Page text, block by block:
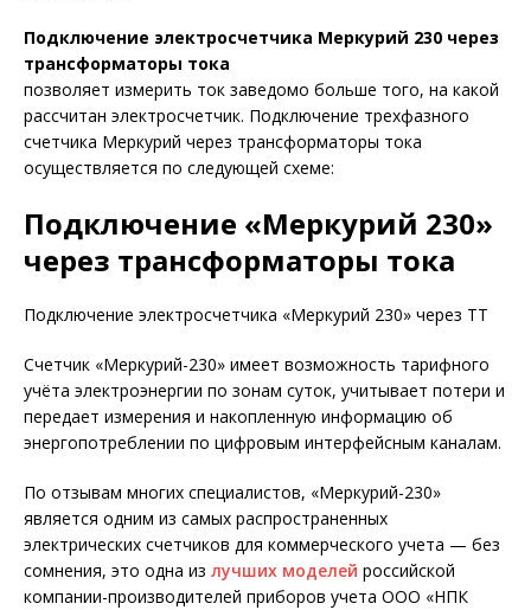
Подключение электросчетчика Меркурий 230 через
трансформаторы тока
позволяет измерить ток заведомо больше того, на какой
рассчитан электросчетчик. Подключение трехфазного
счетчика Меркурий через трансформаторы тока
осуществляется по следующей схеме:
Подключение «Меркурий 230»
через трансформаторы тока
Подключение электросчетчика «Меркурий 230» через ТТ
Счетчик «Меркурий-230» имеет возможность тарифного
учёта электроэнергии по зонам суток, учитывает потери и
передает измерения и накопленную информацию об
энергопотреблении по цифровым интерфейсным каналам.
По отзывам многих специалистов, «Меркурий-230»
является одним из самых распространенных
электрических счетчиков для коммерческого учета — без
сомнения, это одна из лучших моделей российской
компании-производителей приборов учета ООО «НПК